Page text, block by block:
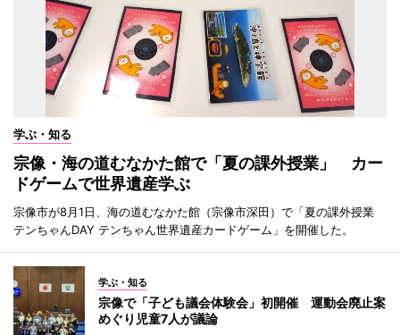
学ぶ・知る
宗像・海の道むなかた館で「夏の課外授業」 カー
ドゲームで世界遺産学ぶ
宗像市が8月1日、海の道むなかた館（宗像市深田）で「夏の課外授業
テンちゃんDAY テンちゃん世界遺産カードゲーム」を開催した。
学ぶ・知る
宗像で「子ども議会体験会」初開催 運動会廃止案
めぐり児童7人が議論